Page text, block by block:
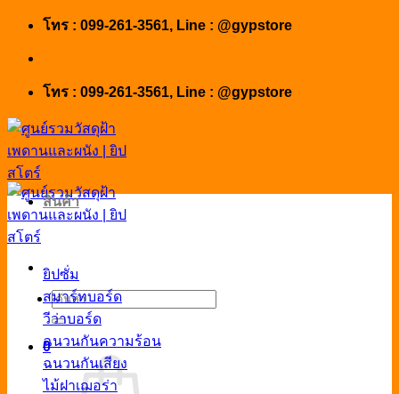
Skip
โทร : 099-261-3561, Line : @gypstore
โทร : 099-261-3561, Line : @gypstore
ค้นหา:
0
สินค้า
ยิปซั่ม
สมาร์ทบอร์ด
วีว่าบอร์ด
ฉนวนกันความร้อน
ฉนวนกันเสียง
ไม้ฝาเฌอร่า